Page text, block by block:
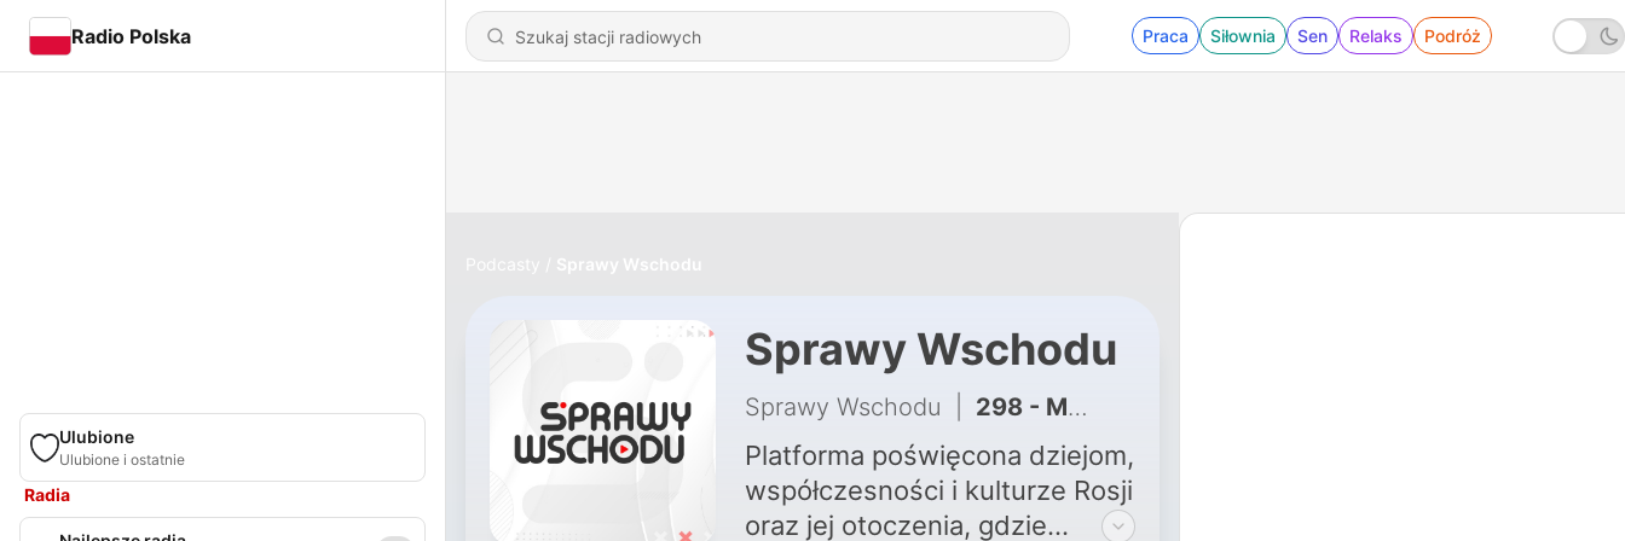
Radio Polska Praca Siłownia Sen Relaks Podróż
Ulubione
Ulubione i ostatnie
Radia
Podcasty Sprawy Wschodu
Sprawy Wschodu
Sprawy Wschodu 298 - Między informacją a zrozumieniem. Od września nowa formuła Spraw Wschodu
Platforma poświęcona dziejom,
współczesności i kulturze Rosji
oraz jej otoczenia, gdzie